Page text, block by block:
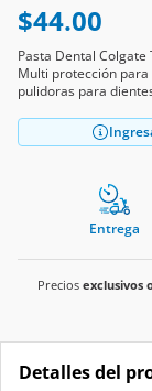
$44.00
Pasta Dental
Multi protección
pulidoras para
Entrega
Precios exclusivos
Detalles del